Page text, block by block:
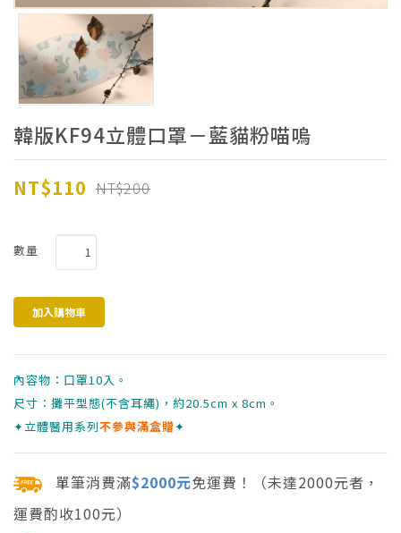
韓版KF94立體口罩－藍貓粉喵嗚
數量
NT$200
NT$110
內容物：口罩10入。
尺寸：攤平型態(不含耳繩)，約20.5cm x 8cm。
✦立體醫用系列不參與滿盒贈✦
單筆消費滿$2000元免運費！（未達2000元者，
運費酌收100元）